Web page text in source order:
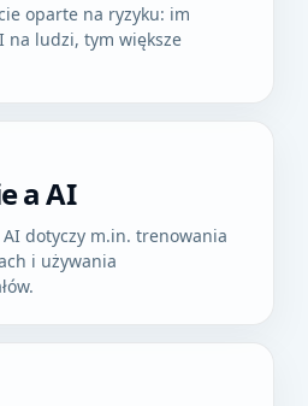
oparte na ryzyku: im
na ludzi, tym większe
a AI
dotyczy m.in. trenowania
i używania